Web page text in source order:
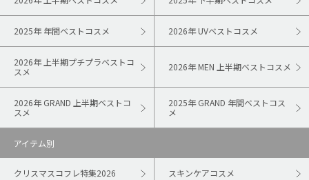
2025年 年間ベストコスメ 2026年 UVベストコスメ
2026年 上半期プチプラベストコ
スメ
2026年 MEN 上半期ベストコスメ
2026年 GRAND 上半期ベストコ
スメ
2025年 GRAND 年間ベストコス
メ
アイテム別
クリスマスコフレ特集2026 スキンケアコスメ